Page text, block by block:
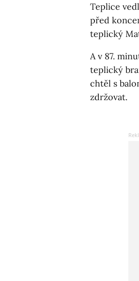
Teplice
před
teplický
A v 87.
teplický
chtěl s
zdržovat.